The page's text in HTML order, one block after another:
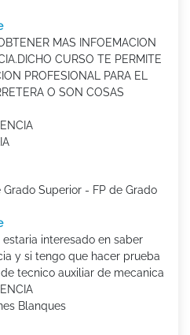
MAS INFOEMACION
CURSO TE PERMITE
PROFESIONAL PARA EL
O SON COSAS
Superior - FP de Grado
estaria interesado en saber
y si tengo que hacer prueba
tecnico auxiliar de mecanica
Blanques